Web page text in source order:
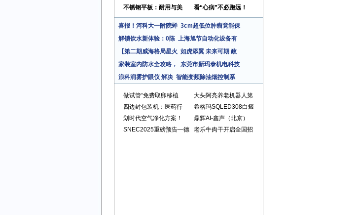
不锈钢平板：耐用与美
看“心病”不必跑远！
喜报！河科大一附院蝉 3cm超低位肿瘤竟能保
解锁饮水新体验：0陈 上海旭节自动化设备有
【第二期威海格局星火 如虎添翼 未来可期 政
家装室内防水全攻略，
东莞市新玛泰机电科技
浪科润雾护眼仪 解决 智能变频除油烟控制系
做试管“免费取卵移植
大头阿亮养老机器人第
四边封包装机：医药行
希格玛SQLED308白癜
划时代空气净化方案！
鼎辉AI-鑫声（北京）
SNEC2025重磅预告—德
老乐牛肉干开启全国招